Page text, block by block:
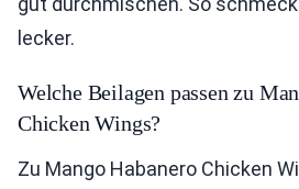
lecker.
Welche Beilagen passen zu
Chicken Wings?
Zu Mango Habanero Chicken